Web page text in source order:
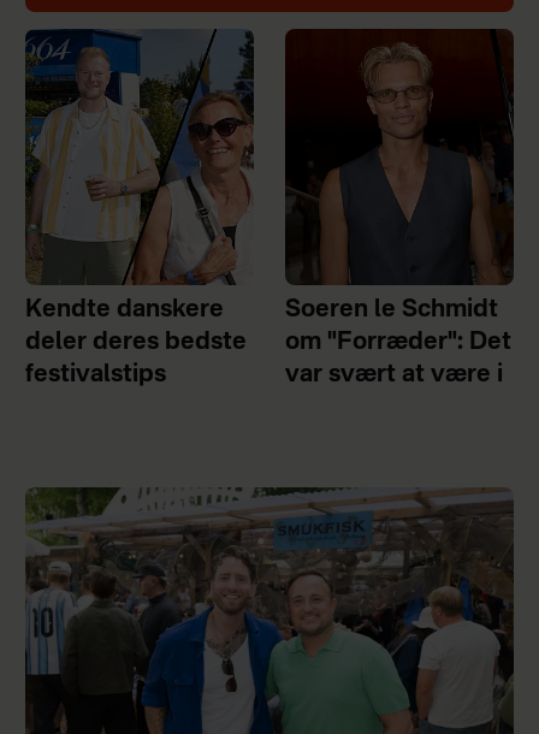
Kendte danskere
deler deres bedste
festivalstips
Soeren le Schmidt
om "Forræder": Det
var svært at være i